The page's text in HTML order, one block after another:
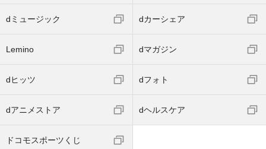
dミュージック dカーシェア
Lemino dマガジン
dヒッツ dフォト
dアニメストア dヘルスケア
ドコモスポーツくじ